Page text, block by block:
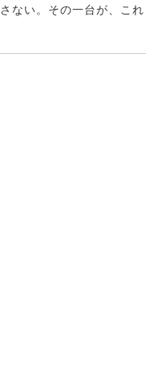
ない。その一台が、これ